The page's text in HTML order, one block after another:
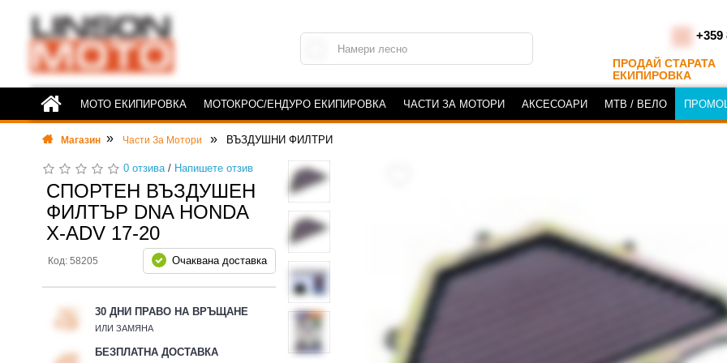
+359
ПРОДАЙ СТАРАТА
ЕКИПИРОВКА
МОТО ЕКИПИРОВКА МОТОКРОС/ЕНДУРО ЕКИПИРОВКА ЧАСТИ ЗА МОТОРИ АКСЕСОАРИ MTB / ВЕЛО
Магазин Части За Мотори ВЪЗДУШНИ ФИЛТРИ
0 отзива/ Напишете отзив
СПОРТЕН ВЪЗДУШЕН
ФИЛТЪР DNA HONDA
X-ADV 17-20
Код: 58205 Очаквана доставка
30 ДНИ ПРАВО НА ВРЪЩАНЕ
ИЛИ ЗАМЯНА
БЕЗПЛАТНА ДОСТАВКА